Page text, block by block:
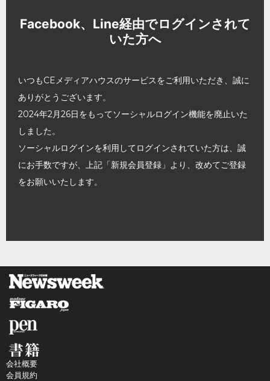
Facebook、Line経由でログインされて
いた方へ
いつもCEメディアハウスのサービスをご利用いただき、誠に
ありがとうございます。
2024年2月26日をもってソーシャルログイン機能を廃止いた
しました。
ソーシャルログインを利用してログインされていた方は、誠
にお手数ですが、上記「新規会員登録」より、改めてご登録
をお願いいたします。
会社概要
会員規約